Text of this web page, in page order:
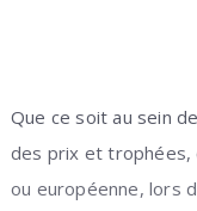
Que ce soit au sein
des prix et trophées,
ou européenne, lors